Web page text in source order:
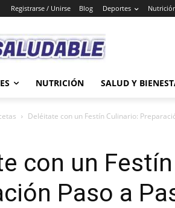
Registrarse / Unirse Blog Deportes
NUTRICIÓN SALUD Y
Deléitate con un Festín Culinario:
con un
Paso a